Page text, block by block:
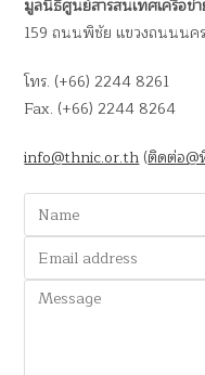
มูลนิธิศูนย์สารสนเทศเครือข่
159 ถนนพิชัย แขวงถนนนค
โทร. (+66) 2244 8261
Fax. (+66) 2244 8264
info@thnic.or.th(ติดต่อ@